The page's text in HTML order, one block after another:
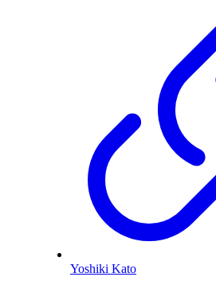
Yoshiki Kato